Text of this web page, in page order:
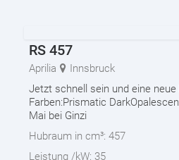
RS 457
Aprilia
Innsbruck
Jetzt schnell sein und eine
Farben:Prismatic
Mai bei Ginzi
Hubraum in cm³: 457
Leistung /kW: 35